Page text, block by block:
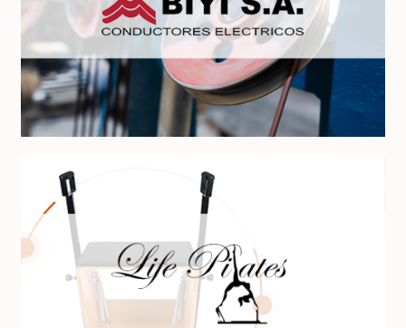
BIYI Conductores Eléctricos
Life Pilates